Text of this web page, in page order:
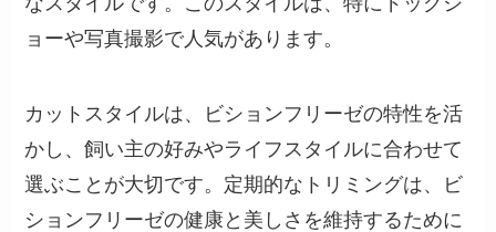
ョーや写真撮影で人気があります。
カットスタイルは、ビションフリーゼの特性を活
かし、飼い主の好みやライフスタイルに合わせて
選ぶことが大切です。定期的なトリミングは、ビ
ションフリーゼの健康と美しさを維持するために